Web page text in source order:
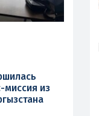
миссия из